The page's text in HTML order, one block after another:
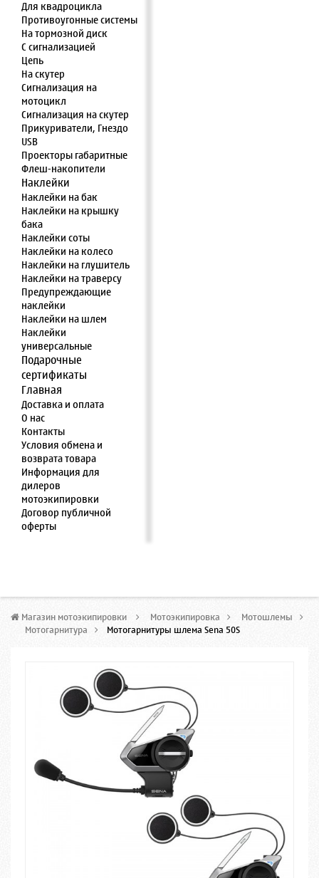
Для квадроцикла
Противоугонные системы
На тормозной диск
С сигнализацией
Цепь
На скутер
Сигнализация на
мотоцикл
Сигнализация на скутер
Прикуриватели, Гнездо
USB
Проекторы габаритные
Флеш-накопители
Наклейки
Наклейки на бак
Наклейки на крышку
бака
Наклейки соты
Наклейки на колесо
Наклейки на глушитель
Наклейки на траверсу
Предупреждающие
наклейки
Наклейки на шлем
Наклейки
универсальные
Подарочные
сертификаты
Главная
Доставка и оплата
О нас
Контакты
Условия обмена и
возврата товара
Информация для
дилеров
мотоэкипировки
Договор публичной
оферты
Магазин мотоэкипировки > Мотоэкипировка > Мотошлемы
Мотогарнитура > Мотогарнитуры шлема Sena 50S